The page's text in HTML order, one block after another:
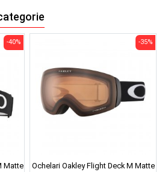
Matte
-40%
Ochelari Oakley Flight Deck M Matte
-35%